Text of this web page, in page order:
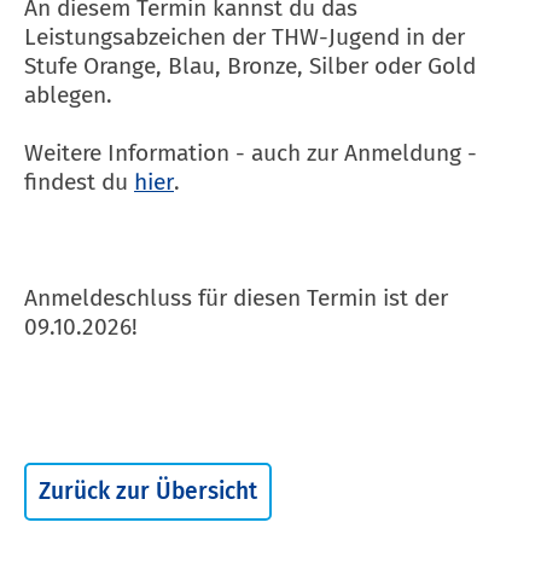
An diesem Termin kannst du das
Leistungsabzeichen der THW-Jugend in der
Stufe Orange, Blau, Bronze, Silber oder Gold
ablegen.
Weitere Information - auch zur Anmeldung -
findest du hier.
Anmeldeschluss für diesen Termin ist der
09.10.2026!
Zurück zur Übersicht